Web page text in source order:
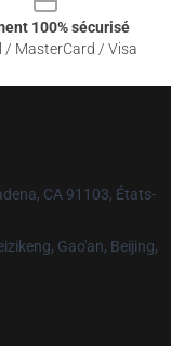
100% sécurisé
/ MasterCard / Visa
CA 91103, États-
Gao'an, Beijing,